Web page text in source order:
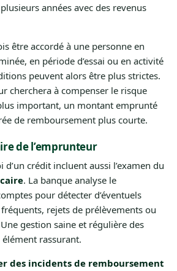
années avec des revenus
être accordé à une personne en
en période d’essai ou en activité
peuvent alors être plus strictes.
cherchera à compenser le risque
important, un montant emprunté
de remboursement plus courte.
de l’emprunteur
d’un crédit incluent aussi l’examen du
. La banque analyse le
pour détecter d’éventuels
rejets de prélèvements ou
gestion saine et régulière des
rassurant.
des incidents de remboursement